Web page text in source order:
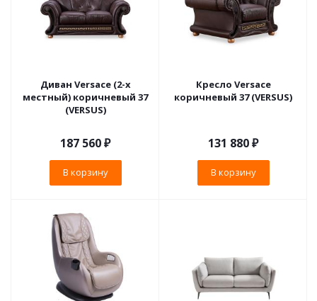
Диван Versace (2-х
местный) коричневый 37
(VERSUS)
187 560₽
В корзину
Кресло Versace
коричневый 37 (VERSUS)
131 880₽
В корзину